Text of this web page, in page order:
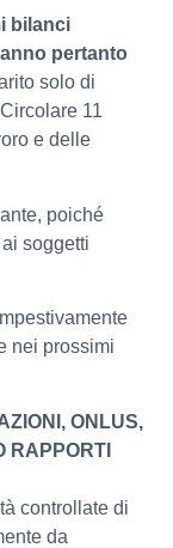
bilanci
pertanto
solo di
11
e delle
poiché
ai soggetti
nei prossimi
ONLUS,
RAPPORTI
controllate di
da